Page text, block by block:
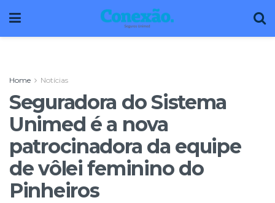
Home Notícias
Seguradora do Sistema
Unimed é a nova
patrocinadora da equipe
de vôlei feminino do
Pinheiros